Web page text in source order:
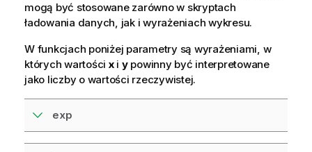
mogą być stosowane zarówno w skryptach
ładowania danych, jak i wyrażeniach wykresu.
W funkcjach poniżej parametry są wyrażeniami, w
których wartości xi ypowinny być interpretowane
jako liczby o wartości rzeczywistej.
exp